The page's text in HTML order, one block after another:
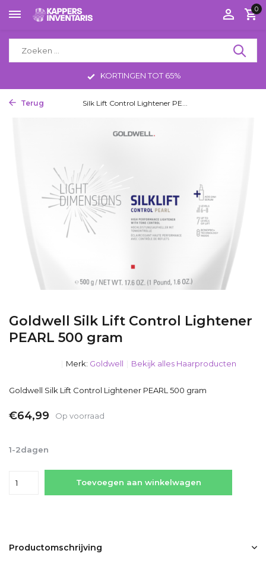
0
KORTINGEN TOT 65%
Terug Silk Lift Control Lightener PE...
Goldwell Silk Lift Control Lightener
PEARL 500 gram
Merk: Goldwell Bekijk alles Haarproducten
Goldwell Silk Lift Control Lightener PEARL 500 gram
€64,99 Op voorraad
1-2dagen
Toevoegen aan winkelwagen
Productomschrijving